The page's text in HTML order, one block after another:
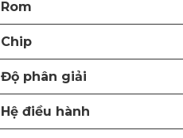
Rom
Chip
Độ phân giải
Hệ điều hành